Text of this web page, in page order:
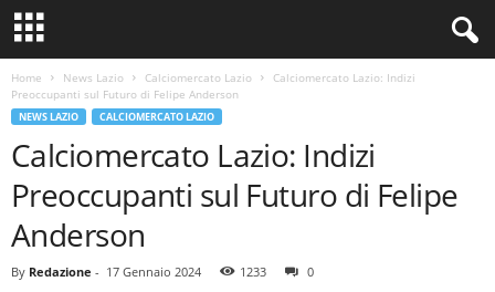
Home News Lazio Calciomercato Lazio
Calciomercato Lazio: Indizi
Preoccupanti sul Futuro di Felipe Anderson
NEWS LAZIO CALCIOMERCATO LAZIO
Calciomercato Lazio: Indizi
Preoccupanti sul Futuro di Felipe
Anderson
By Redazione - 17 Gennaio 2024 1233 0